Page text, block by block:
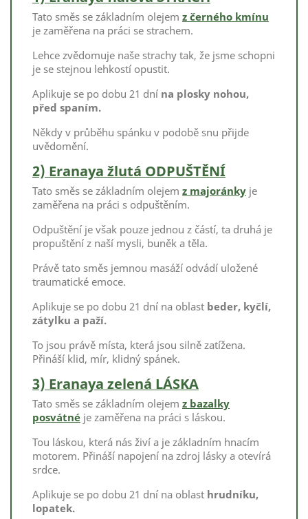
Tato směs se základním olejem z černého kmínu
je zaměřena na práci se strachem.
Lehce zvědomuje naše strachy tak, že jsme schopni
je se stejnou lehkostí opustit.
Aplikuje se po dobu 21 dní na plosky nohou,
před spaním.
Někdy v průběhu spánku v podobě snu přijde
uvědomění.
2) Eranaya žlutá ODPUŠTĚNÍ
Tato směs se základním olejem z majoránky je
zaměřena na práci s odpuštěním.
Odpuštění je však pouze jednou z částí, ta druhá je
propuštění z naší mysli, buněk a těla.
Právě tato směs jemnou masáží odvádí uložené
traumatické emoce.
Aplikuje se po dobu 21 dní na oblast beder, kyčlí,
zátylku a paží.
To jsou právě místa, která jsou silně zatížena.
Přináší klid, mír, klidný spánek.
3) Eranaya zelená LÁSKA
Tato směs se základním olejem z bazalky
posvátné je zaměřena na práci s láskou.
Tou láskou, která nás živí a je základním hnacím
motorem. Přináší napojení na zdroj lásky a otevírá
srdce.
Aplikuje se po dobu 21 dní na oblast hrudníku,
lopatek.